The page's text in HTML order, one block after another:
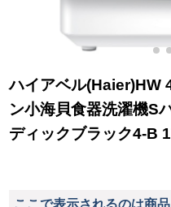
ハイアベル(Haier)HW
ン小海貝食器洗濯機S
ディックブラック4-B